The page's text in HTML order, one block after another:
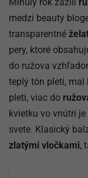
Minulý rok zažili
medzi beauty
transparentné
pery, ktoré
do ružova
teplý tón pleti,
pleti, viac do
kvietku vo vnútri
svete. Klasický
zlatými vločkami,